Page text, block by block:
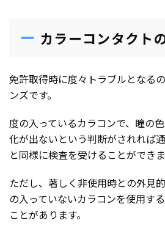
カラーコンタクト
免許取得時に度々トラブルとなる
ンズです。
度の入っているカラコンで、瞳の
化が出ないという判断がされれば
と同様に検査を受けることができま
ただし、著しく非使用時との外見
の入っていないカラコンを使用す
ことがあります。